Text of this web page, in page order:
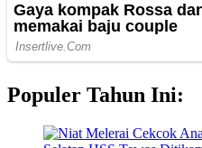
Populer Tahun Ini: